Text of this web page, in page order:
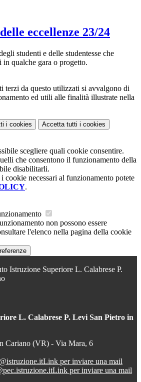
eccellenze 23/24
studenti e delle studentesse che
in qualche gara o progetto.
terzi da questo utilizzati si avvalgono di
ed utili alle finalità illustrate nella
i cookies Accetta tutti i cookies
scegliere quali cookie consentire.
che consentono il funzionamento della
disabilitarli.
cookie necessari al funzionamento potete
.
non possono essere
l'elenco nella pagina della cookie
Istruzione Superiore L. Calabrese P.
L. Calabrese P. Levi San Pietro in
Cariano (VR) - Via Mara, 6
Link per inviare una mail
Link per inviare una mail